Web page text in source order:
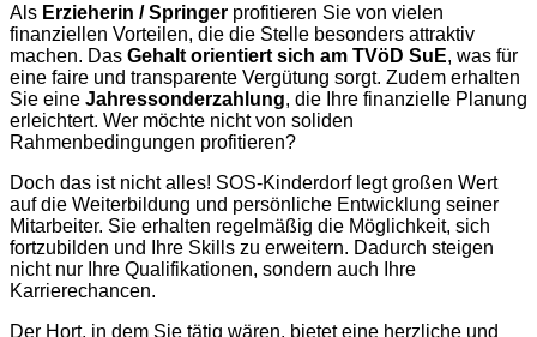
Als Erzieherin / Springer profitieren Sie von vielen
finanziellen Vorteilen, die die Stelle besonders attraktiv
machen. Das Gehalt orientiert sich am TVöD SuE, was für
eine faire und transparente Vergütung sorgt. Zudem erhalten
Sie eine Jahressonderzahlung, die Ihre finanzielle Planung
erleichtert. Wer möchte nicht von soliden
Rahmenbedingungen profitieren?
Doch das ist nicht alles! SOS-Kinderdorf legt großen Wert
auf die Weiterbildung und persönliche Entwicklung seiner
Mitarbeiter. Sie erhalten regelmäßig die Möglichkeit, sich
fortzubilden und Ihre Skills zu erweitern. Dadurch steigen
nicht nur Ihre Qualifikationen, sondern auch Ihre
Karrierechancen.
Der Hort, in dem Sie tätig wären, bietet eine herzliche und